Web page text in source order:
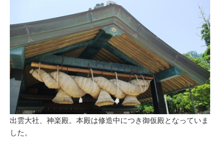
出雲大社、神楽殿。本殿は修造中につき御仮殿となっていま
した。